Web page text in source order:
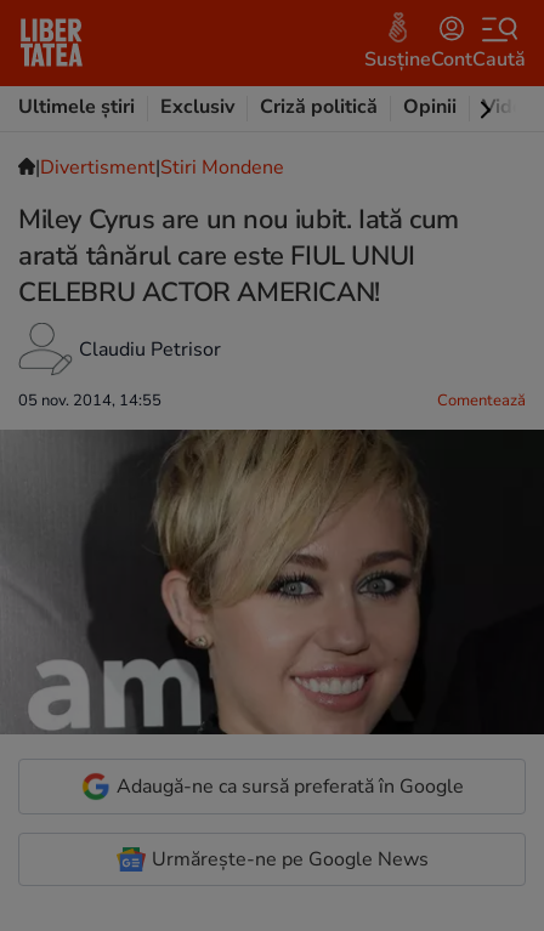
SusțineContCaută
Ultimele știri
Exclusiv Criză politică Opinii Video
|Divertisment|Stiri Mondene
Miley Cyrus are un nou iubit. Iată cum
arată tânărul care este FIUL UNUI
CELEBRU ACTOR AMERICAN!
Claudiu Petrisor
05 nov. 2014, 14:55 Comentează
Adaugă-ne ca sursă preferată în Google
Urmărește-ne pe Google News